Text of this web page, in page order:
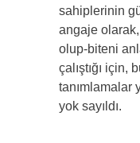
sahiplerinin
angaje
olup-biteni
çalıştığı için,
tanımlamalar
yok sayıldı.